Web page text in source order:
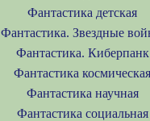
Фантастика детская
Фантастика. Звездные
Фантастика. Киберпанк
Фантастика космическая
Фантастика научная
Фантастика социальная